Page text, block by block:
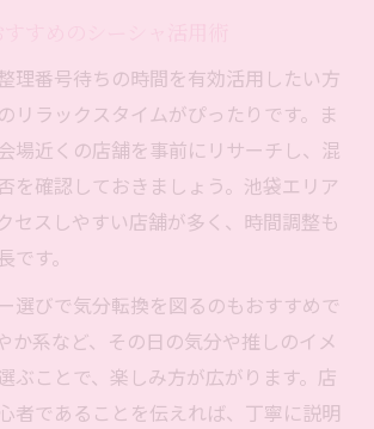
心できる池袋シーシャの魅力
も安心な池袋シーシャのサポート体
子が初体験で選ぶシーシャポイン
の丁寧な案内がある池袋シーシャ
シャ初心者向けの安心ポイント
のシーシャも推し活と両立できる
理番号待ちの時間を有効活用したい方
リラックスタイムがぴったりです。ま
場近くの店舗を事前にリサーチし、混
を確認しておきましょう。池袋エリア
セスしやすい店舗が多く、時間調整も
です。
選びで気分転換を図るのもおすすめで
か系など、その日の気分や推しのイメ
ぶことで、楽しみ方が広がります。店
者であることを伝えれば、丁寧に説明